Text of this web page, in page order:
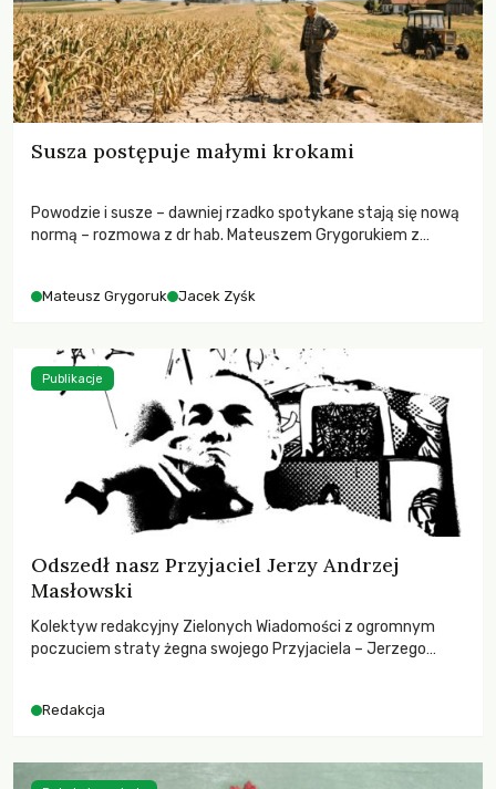
Susza postępuje małymi krokami
Powodzie i susze – dawniej rzadko spotykane stają się nową
normą – rozmowa z dr hab. Mateuszem Grygorukiem z
Mateusz Grygoruk Jacek Zyśk
Odszedł nasz Przyjaciel Jerzy Andrzej
Masłowski
Kolektyw redakcyjny Zielonych Wiadomości z ogromnym
poczuciem straty żegna swojego Przyjaciela – Jerzego
Redakcja
Publikacje